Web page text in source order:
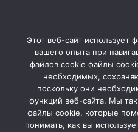
Улица Каля
Понедельник -
СОЦ.
Этот веб-сайт использует
вашего опыта при
файлов cookie файлы
необходимых,
поскольку они
функций веб-сайта. Мы
файлы cookie, которые
понимать, как вы